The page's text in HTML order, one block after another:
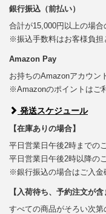
銀行振込（前払い）
合計が15,000円以上の場合
※振込手数料はお客様負担
Amazon Pay
お持ちのAmazonアカウン
※Amazonのポイントはご
発送スケジュール
【在庫ありの場合】
平日営業日午後2時までの
平日営業日午後2時以降の
※銀行振込の場合はご入金
【入荷待ち、予約注文が含
すべての商品がそろい次第